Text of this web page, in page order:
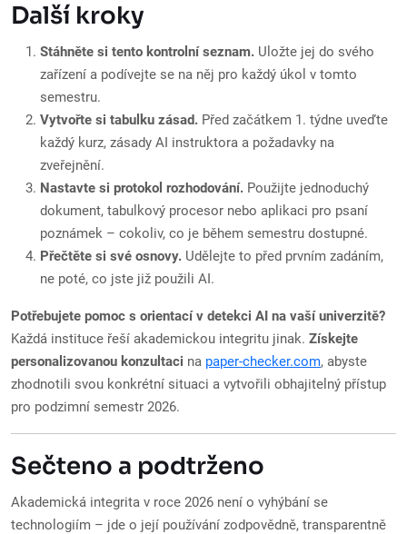
Další kroky
Stáhněte si tento kontrolní seznam. Uložte jej do svého
zařízení a podívejte se na něj pro každý úkol v tomto
semestru.
Vytvořte si tabulku zásad. Před začátkem 1. týdne uveďte
každý kurz, zásady AI instruktora a požadavky na
zveřejnění.
Nastavte si protokol rozhodování. Použijte jednoduchý
dokument, tabulkový procesor nebo aplikaci pro psaní
poznámek – cokoliv, co je během semestru dostupné.
Přečtěte si své osnovy. Udělejte to před prvním zadáním,
ne poté, co jste již použili AI.
Potřebujete pomoc s orientací v detekci AI na vaší univerzitě?
Každá instituce řeší akademickou integritu jinak. Získejte
personalizovanou konzultaci na paper-checker.com, abyste
zhodnotili svou konkrétní situaci a vytvořili obhajitelný přístup
pro podzimní semestr 2026.
Sečteno a podtrženo
Akademická integrita v roce 2026 není o vyhýbání se
technologiím – jde o její používání zodpovědně, transparentně